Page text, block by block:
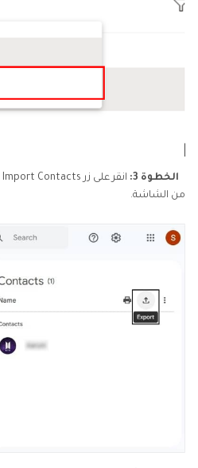
الخطوة 3:
من الشاشة.